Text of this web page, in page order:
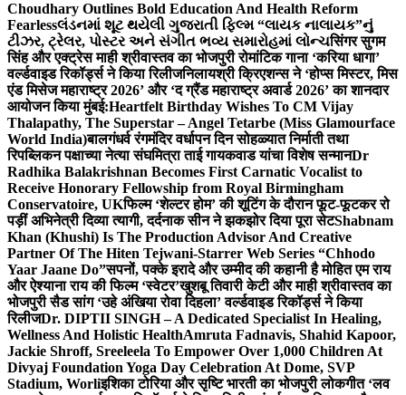
Choudhary Outlines Bold Education And Health Reform
Fearlessલંડનમાં શૂટ થયેલી ગુજરાતી ફિલ્મ “લાયક નાલાયક”નું
ટીઝર, ટ્રેલર, પોસ્ટર અને સંગીત ભવ્ય સમારોહમાં લોન્ચसिंगर सुगम
सिंह और एक्ट्रेस माही श्रीवास्तव का भोजपुरी रोमांटिक गाना ‘करिया धागा’
वर्ल्डवाइड रिकॉर्ड्स ने किया रिलीजनिलायश्री क्रिएशन्स ने ‘होप्स मिस्टर, मिस
एंड मिसेज महाराष्ट्र 2026’ और ‘द ग्रैंड महाराष्ट्र अवार्ड 2026’ का शानदार
आयोजन किया मुंबई:Heartfelt Birthday Wishes To CM Vijay
Thalapathy, The Superstar – Angel Tetarbe (Miss Glamourface
World India)बालगंधर्व रंगमंदिर वर्धापन दिन सोहळ्यात निर्माती तथा
रिपब्लिकन पक्षाच्या नेत्या संघमित्रा ताई गायकवाड यांचा विशेष सन्मानDr
Radhika Balakrishnan Becomes First Carnatic Vocalist to
Receive Honorary Fellowship from Royal Birmingham
Conservatoire, UKफिल्म ‘शेल्टर होम’ की शूटिंग के दौरान फूट-फूटकर रो
पड़ीं अभिनेत्री दिव्या त्यागी, दर्दनाक सीन ने झकझोर दिया पूरा सेटShabnam
Khan (Khushi) Is The Production Advisor And Creative
Partner Of The Hiten Tejwani-Starrer Web Series “Chhodo
Yaar Jaane Do”सपनों, पक्के इरादे और उम्मीद की कहानी है मोहित एम राय
और ऐश्याना राय की फिल्म ‘स्वेटर’खुशबू तिवारी केटी और माही श्रीवास्तव का
भोजपुरी सैड सांग ‘उहे अंखिया रोवा दिहला’ वर्ल्डवाइड रिकॉर्ड्स ने किया
रिलीजDr. DIPTII SINGH – A Dedicated Specialist In Healing,
Wellness And Holistic HealthAmruta Fadnavis, Shahid Kapoor,
Jackie Shroff, Sreeleela To Empower Over 1,000 Children At
Divyaj Foundation Yoga Day Celebration At Dome, SVP
Stadium, Worliइशिका टोरिया और सृष्टि भारती का भोजपुरी लोकगीत ‘लव